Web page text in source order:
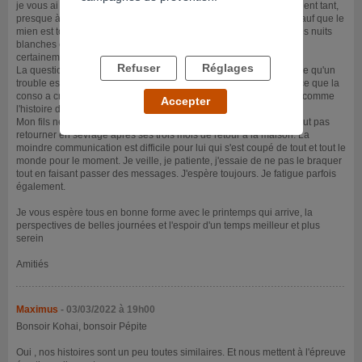
je vous ai lus à mon retour...@Maximus, nos histoires se ressemblent tant,
presque à l'identique dans le vécu, dans la situation de nos fils (sauf que le
mien est tout le temps à la maison avec moi), la procrastination, les nuits
blanches et les journées à dormir, ce trouble du comportement
certainement lié ou en tous cas amplifié par la conso.
La question peut se poser aussi ainsi: est ce qu'il consomme parce qu'un
trouble est bien là et le pousse à fuir à un moment donné, ou est ce que la
conso a créé ce trouble à la longue?...ou les deux?...c'est un peu comme
l'histoire de la poule et de l’œuf et la réponse reste 'méconnue'
Mon fils ne va pas bien, ne trouve plus aucun sens à sa vie, ne veut pas
retourner en sevrage après ses trois mois de retour à la maison. La
moindre communication est difficile pour lui qui s'est coupé de tout et tout le
monde pour le moment. Je veille, je patiente, j'essaie de ne pas le braquer
tout en faisant passer des messages. J'espère toujours. Je fatigue parfois
également.
Je vous espère tous en bonne forme avec le printemps qui arrive, la
perspectives de belles journées et l'espoir d'un temps meilleur et plus
serein
Amitiés
Maximus - 03/03/2022 à 19h00
Bonsoir Kohai, bonsoir Pépite
Oui , nos histoires sont un peu toutes similaires. Et nous mettent à l'épreuve
Refuser Réglages
Accepter